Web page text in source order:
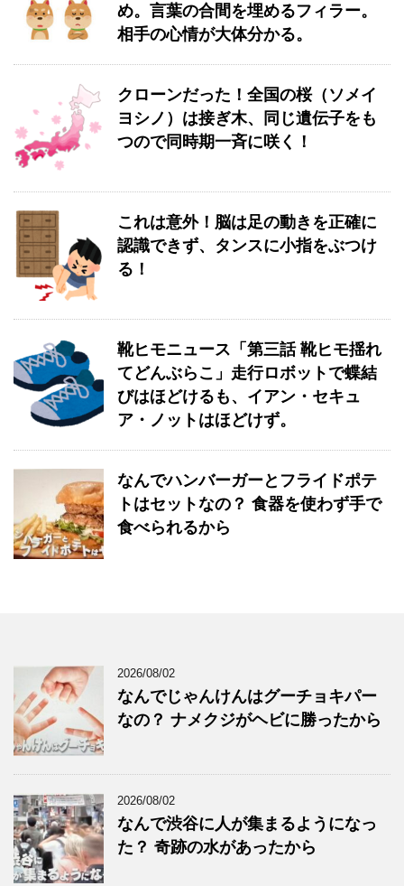
め。言葉の合間を埋めるフィラー。
相手の心情が大体分かる。
クローンだった！全国の桜（ソメイ
ヨシノ）は接ぎ木、同じ遺伝子をも
つので同時期一斉に咲く！
これは意外！脳は足の動きを正確に
認識できず、タンスに小指をぶつけ
る！
靴ヒモニュース「第三話 靴ヒモ揺れ
てどんぶらこ」走行ロボットで蝶結
びはほどけるも、イアン・セキュ
ア・ノットはほどけず。
なんでハンバーガーとフライドポテ
トはセットなの？ 食器を使わず手で
食べられるから
2026/08/02
なんでじゃんけんはグーチョキパー
なの？ ナメクジがヘビに勝ったから
2026/08/02
なんで渋谷に人が集まるようになっ
た？ 奇跡の水があったから